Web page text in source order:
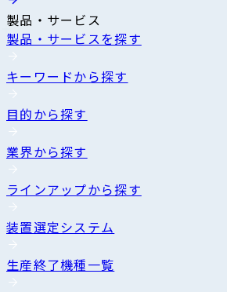
製品・サービス
製品・サービスを探す
キーワードから探す
目的から探す
業界から探す
ラインアップから探す
装置選定システム
生産終了機種一覧